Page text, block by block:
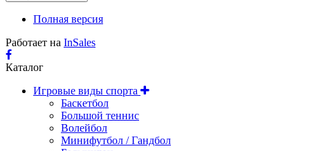
Полная версия
Работает на InSales
Каталог
Игровые виды спорта
Баскетбол
Большой теннис
Волейбол
Минифутбол / Гандбол